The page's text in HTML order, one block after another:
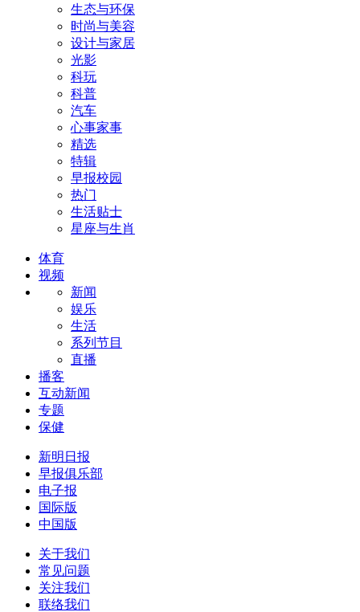
生态与环保
时尚与美容
设计与家居
光影
科玩
科普
汽车
心事家事
精选
特辑
早报校园
热门
生活贴士
星座与生肖
体育
视频
新闻
娱乐
生活
系列节目
直播
播客
互动新闻
专题
保健
新明日报
早报俱乐部
电子报
国际版
中国版
关于我们
常见问题
关注我们
联络我们